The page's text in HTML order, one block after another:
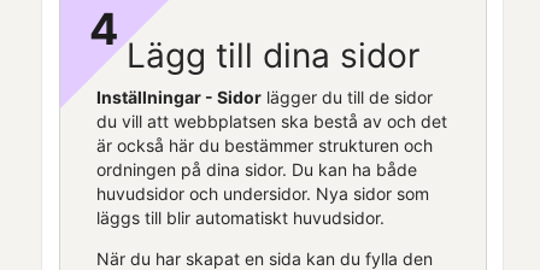
4 Lägg till dina sidor
Inställningar - Sidorlägger du till de sidor
du vill att webbplatsen ska bestå av och det
är också här du bestämmer strukturen och
ordningen på dina sidor. Du kan ha både
huvudsidor och undersidor. Nya sidor som
läggs till blir automatiskt huvudsidor.
När du har skapat en sida kan du fylla den